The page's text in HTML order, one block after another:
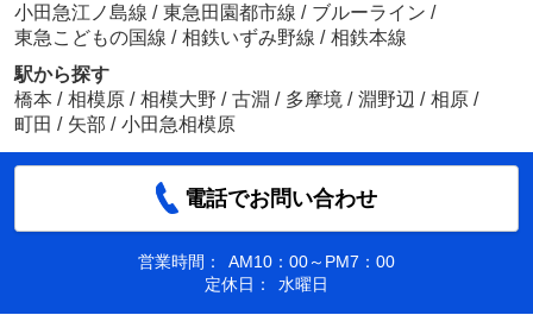
小田急江ノ島線 / 東急田園都市線 / ブルーライン /
東急こどもの国線 / 相鉄いずみ野線 / 相鉄本線
駅から探す
橋本 / 相模原 / 相模大野 / 古淵 / 多摩境 / 淵野辺 / 相原 /
町田 / 矢部 / 小田急相模原
電話でお問い合わせ
営業時間：
AM10：00～PM7：00
定休日：
水曜日